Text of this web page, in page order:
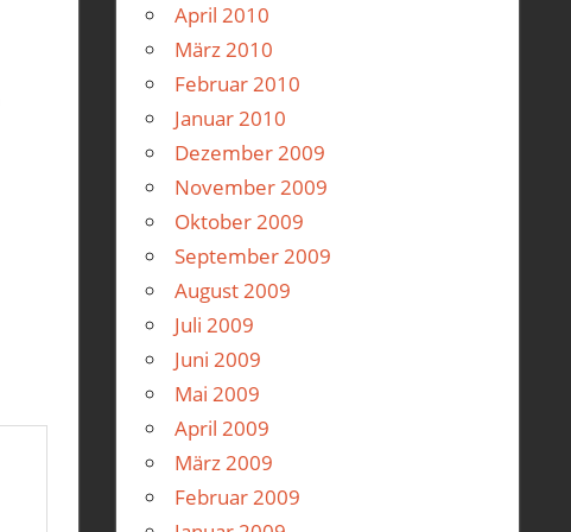
April 2010
März 2010
Februar 2010
Januar 2010
Dezember 2009
November 2009
Oktober 2009
September 2009
August 2009
Juli 2009
Juni 2009
Mai 2009
April 2009
März 2009
Februar 2009